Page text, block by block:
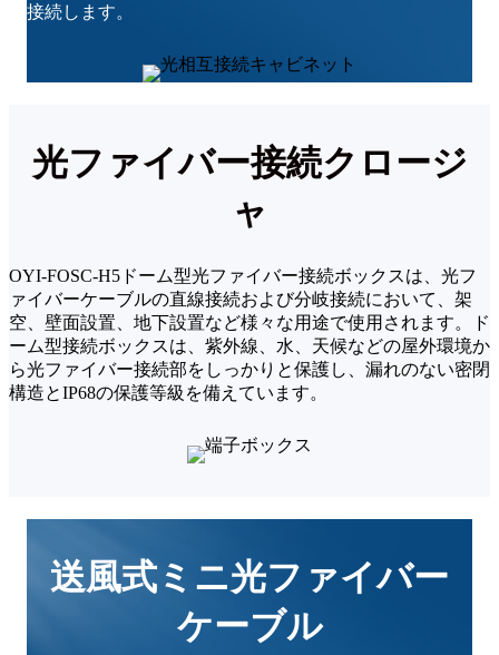
接続します。
光ファイバー接続クロージ
ャ
OYI-FOSC-H5ドーム型光ファイバー接続ボックスは、光フ
ァイバーケーブルの直線接続および分岐接続において、架
空、壁面設置、地下設置など様々な用途で使用されます。ド
ーム型接続ボックスは、紫外線、水、天候などの屋外環境か
ら光ファイバー接続部をしっかりと保護し、漏れのない密閉
構造とIP68の保護等級を備えています。
送風式ミニ光ファイバー
ケーブル